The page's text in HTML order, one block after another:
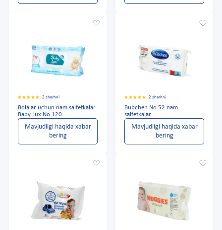
2 sharhni
Bolalar uchun nam salfetkalar
Baby Lux No 120
Mavjudligi haqida xabar
bering
2 sharhni
Bubchen No 52 nam
salfetkalar
Mavjudligi haqida xabar
bering